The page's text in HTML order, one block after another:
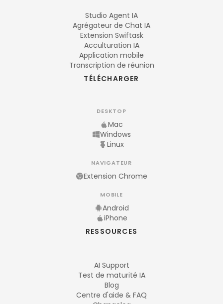
Studio Agent IA
Agrégateur de Chat IA
Extension Swiftask
Acculturation IA
Application mobile
Transcription de réunion
TÉLÉCHARGER
DESKTOP
Mac
Windows
Linux
NAVIGATEUR
Extension Chrome
MOBILE
Android
iPhone
RESSOURCES
AI Support
Test de maturité IA
Blog
Centre d'aide & FAQ